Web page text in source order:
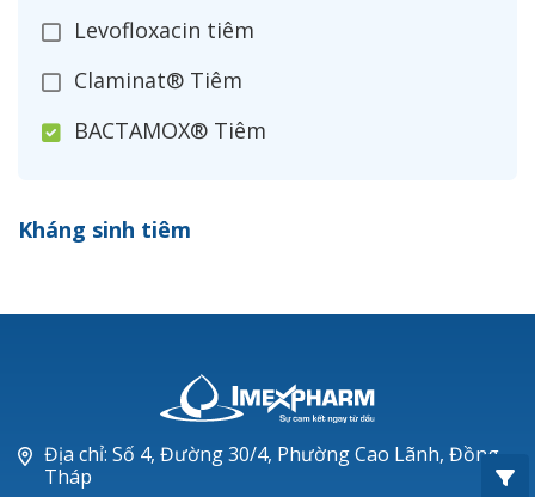
Levofloxacin tiêm
Claminat® Tiêm
BACTAMOX® Tiêm
Ceftizoxim®
Piperacillin
Ticarlinat®
Kháng sinh tiêm
Địa chỉ: Số 4, Đường 30/4, Phường Cao Lãnh, Đồng
Tháp